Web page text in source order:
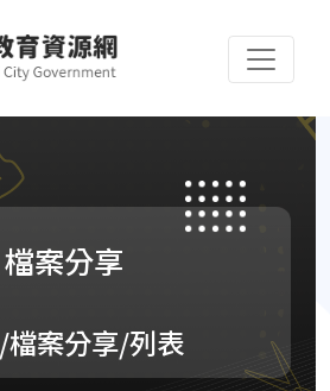
檔案分享
/檔案分享/列表